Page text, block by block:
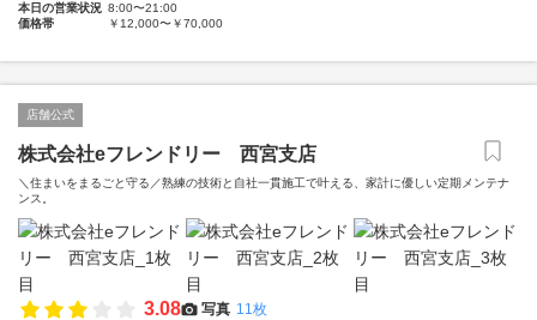
本日の営業状況 8:00〜21:00
価格帯
￥12,000〜￥70,000
店舗公式
株式会社eフレンドリー 西宮支店
＼住まいをまるごと守る／熟練の技術と自社一貫施工で叶える、家計に優しい定期メンテナ
ンス。
3.08 写真 11枚